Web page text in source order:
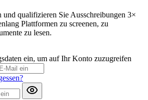
und qualifizieren Sie Ausschreibungen 3×
Plattformen zu screenen, zu
zu lesen.
ein, um auf Ihr Konto zuzugreifen